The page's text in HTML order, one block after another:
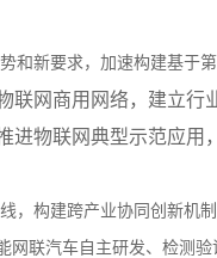
和新要求，加速构建基于
联网商用网络，建立行
进物联网典型示范应用
，构建跨产业协同创新机
网联汽车自主研发、检测